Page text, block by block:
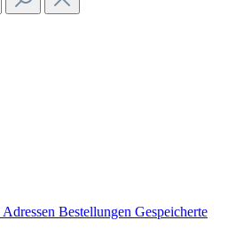
Adressen Bestellungen Gespeicherte